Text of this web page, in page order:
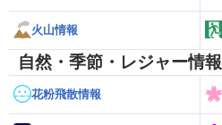
火山情報
自然・季節・レジャー情報
花粉飛散情報